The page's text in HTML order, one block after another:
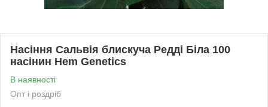
Насіння Сальвія блискуча Редді Біла 100
насінин Hem Genetics
В наявності
Опт і роздріб